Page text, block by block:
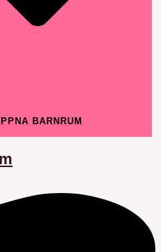
BARNRUM